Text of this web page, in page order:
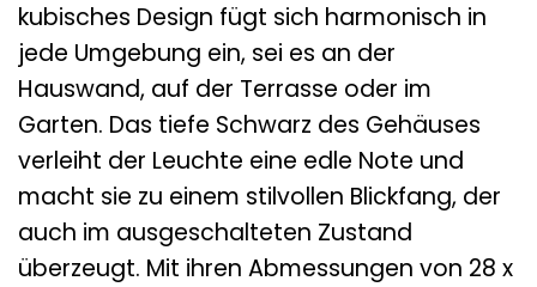
kubisches Design fügt sich harmonisch in
jede Umgebung ein, sei es an der
Hauswand, auf der Terrasse oder im
Garten. Das tiefe Schwarz des Gehäuses
verleiht der Leuchte eine edle Note und
macht sie zu einem stilvollen Blickfang, der
auch im ausgeschalteten Zustand
überzeugt. Mit ihren Abmessungen von 28 x